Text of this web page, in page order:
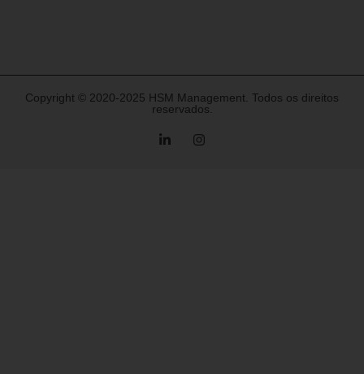
Copyright © 2020-2025 HSM Management. Todos os direitos
reservados.